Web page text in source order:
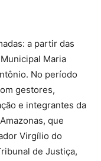
a partir das
Maria
No período
gestores,
e integrantes da
que
Virgílio do
de Justiça,